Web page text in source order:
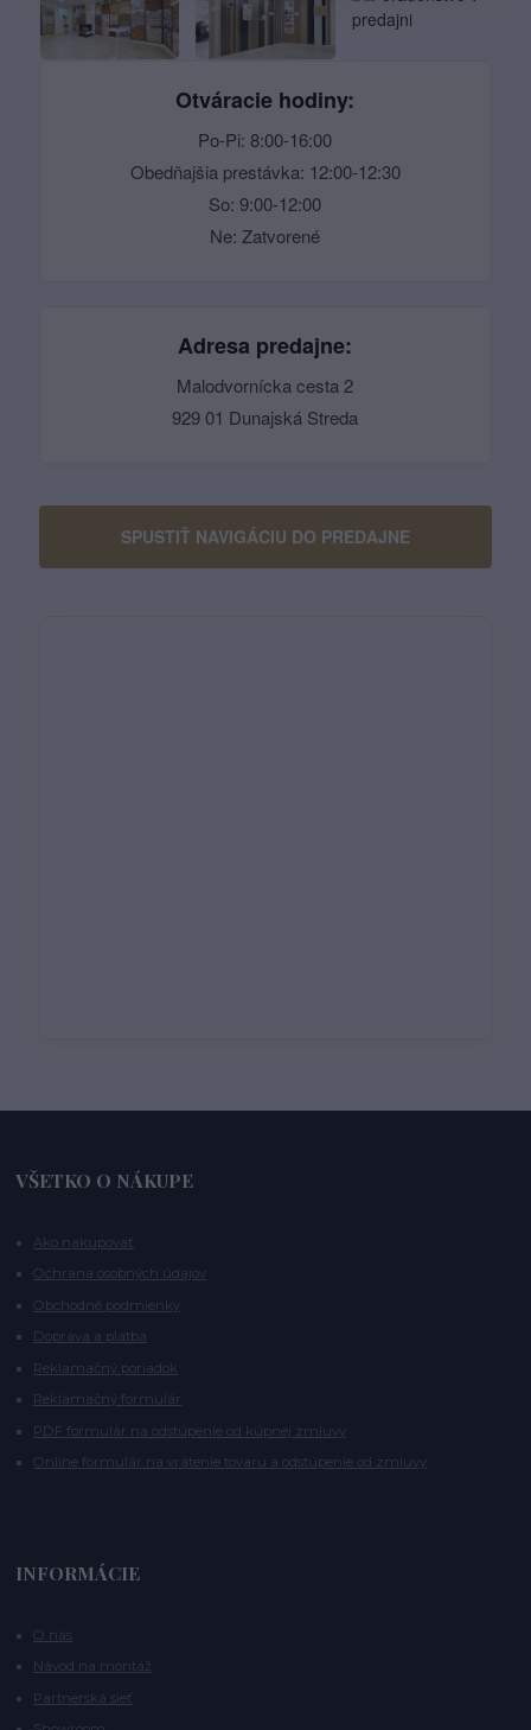
Otváracie hodiny:
Po-Pi: 8:00-16:00
Obedňajšia prestávka: 12:00-12:30
So: 9:00-12:00
Ne: Zatvorené
Adresa predajne:
Malodvornícka cesta 2
929 01 Dunajská Streda
SPUSTIŤ NAVIGÁCIU DO PREDAJNE
VŠETKO O NÁKUPE
Ako nakupovať
Ochrana osobných údajov
Obchodné podmienky
Doprava a platba
Reklamačný poriadok
Reklamačný formulár
PDF formulár na odstúpenie od kúpnej zmluvy
Online formulár na vrátenie tovaru a odstúpenie od zmluvy
INFORMÁCIE
O nás
Návod na montáž
Partnerská sieť